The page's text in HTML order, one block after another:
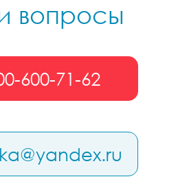
вопросы
600-71-62